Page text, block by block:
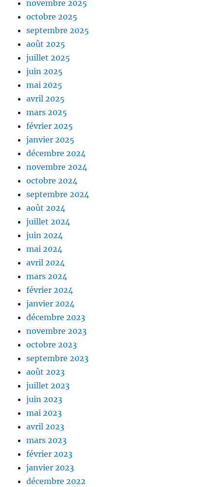
novembre 2025
octobre 2025
septembre 2025
août 2025
juillet 2025
juin 2025
mai 2025
avril 2025
mars 2025
février 2025
janvier 2025
décembre 2024
novembre 2024
octobre 2024
septembre 2024
août 2024
juillet 2024
juin 2024
mai 2024
avril 2024
mars 2024
février 2024
janvier 2024
décembre 2023
novembre 2023
octobre 2023
septembre 2023
août 2023
juillet 2023
juin 2023
mai 2023
avril 2023
mars 2023
février 2023
janvier 2023
décembre 2022